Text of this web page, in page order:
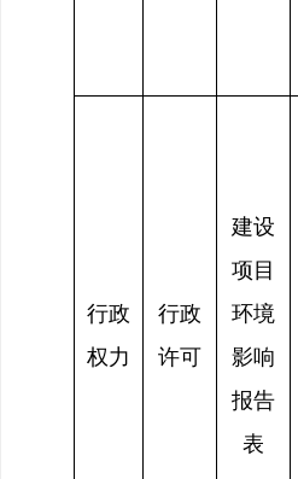
行政
权力
行政
许可
建设
项目
环境
影响
报告
表